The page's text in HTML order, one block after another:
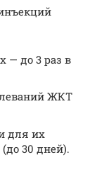
— до 3 раз в
ЖКТ
для их
30 дней).